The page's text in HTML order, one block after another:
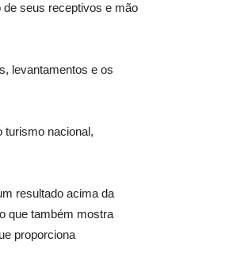
de seus receptivos e mão
levantamentos e os
turismo nacional,
resultado acima da
que também mostra
proporciona